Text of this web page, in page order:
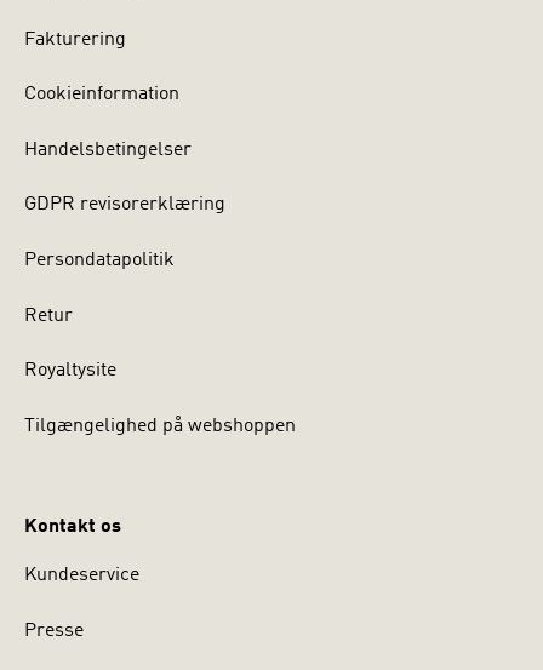
Fakturering
Cookieinformation
Handelsbetingelser
GDPR revisorerklæring
Persondatapolitik
Retur
Royaltysite
Tilgængelighed på webshoppen
Kontakt os
Kundeservice
Presse